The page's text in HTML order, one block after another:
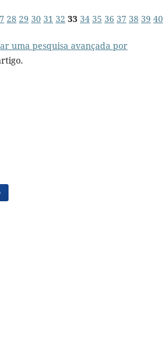
28 29 30 31 32 33 34 35 36 37 38 39 40
uma pesquisa avançada por